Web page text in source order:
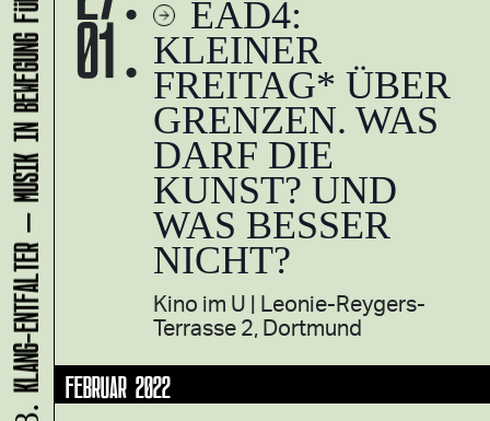
01.
EAD4:
KLEINER
FREITAG* ÜBER
GRENZEN. WAS
DARF DIE
KUNST? UND
WAS BESSER
NICHT?
Kino im U Leonie-Reygers-
Terrasse 2, Dortmund
FEBRUAR 2022
KLANG-ENTFALTER – MUSIK IN BEWEGUNG FÜR DIE NORDSTADT